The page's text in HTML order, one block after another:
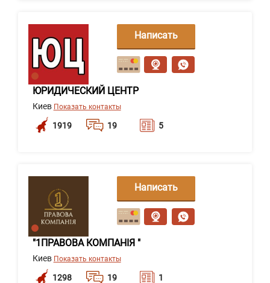
ЮРИДИЧЕСКИЙ ЦЕНТР
Киев Показать контакты
1919 19 5
Написать
сообщение
"1ПРАВОВА КОМПАНІЯ "
Киев Показать контакты
1298 19 1
Написать
сообщение